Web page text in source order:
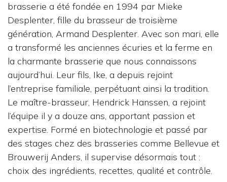
brasserie a été fondée en 1994 par Mieke
Desplenter, fille du brasseur de troisième
génération, Armand Desplenter. Avec son mari, elle
a transformé les anciennes écuries et la ferme en
la charmante brasserie que nous connaissons
aujourd’hui. Leur fils, Ike, a depuis rejoint
l’entreprise familiale, perpétuant ainsi la tradition.
Le maître-brasseur, Hendrick Hanssen, a rejoint
l’équipe il y a douze ans, apportant passion et
expertise. Formé en biotechnologie et passé par
des stages chez des brasseries comme Bellevue et
Brouwerij Anders, il supervise désormais tout :
choix des ingrédients, recettes, qualité et contrôle.